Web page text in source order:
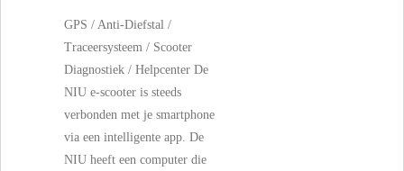
GPS / Anti-Diefstal /
Traceersysteem / Scooter
Diagnostiek / Helpcenter De
NIU e-scooter is steeds
verbonden met je smartphone
via een intelligente app. De
NIU heeft een computer die